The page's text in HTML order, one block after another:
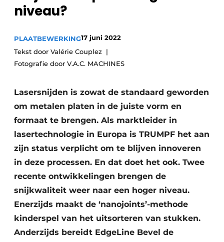
Vacature aanmelden
niveau?
PLAATBEWERKING17 juni 2022
Tekst door Valérie Couplez
Fotografie door V.A.C. MACHINES
Lasersnijden is zowat de standaard geworden
om metalen platen in de juiste vorm en
formaat te brengen. Als marktleider in
lasertechnologie in Europa is TRUMPF het aan
zijn status verplicht om te blijven innoveren
in deze processen. En dat doet het ook. Twee
recente ontwikkelingen brengen de
snijkwaliteit weer naar een hoger niveau.
Enerzijds maakt de ‘nanojoints’-methode
kinderspel van het uitsorteren van stukken.
Anderzijds bereidt EdgeLine Bevel de